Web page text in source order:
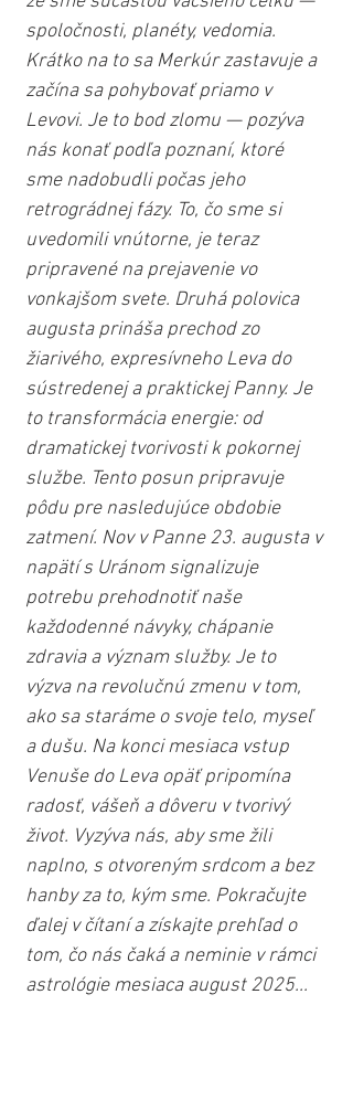
spoločnosti, planéty, vedomia.
Krátko na to sa Merkúr zastavuje a
začína sa pohybovať priamo v
Levovi. Je to bod zlomu — pozýva
nás konať podľa poznaní, ktoré
sme nadobudli počas jeho
retrográdnej fázy. To, čo sme si
uvedomili vnútorne, je teraz
pripravené na prejavenie vo
vonkajšom svete. Druhá polovica
augusta prináša prechod zo
žiarivého, expresívneho Leva do
sústredenej a praktickej Panny. Je
to transformácia energie: od
dramatickej tvorivosti k pokornej
službe. Tento posun pripravuje
pôdu pre nasledujúce obdobie
zatmení. Nov v Panne 23. augusta v
napätí s Uránom signalizuje
potrebu prehodnotiť naše
každodenné návyky, chápanie
zdravia a význam služby. Je to
výzva na revolučnú zmenu v tom,
ako sa staráme o svoje telo, myseľ
a dušu. Na konci mesiaca vstup
Venuše do Leva opäť pripomína
radosť, vášeň a dôveru v tvorivý
život. Vyzýva nás, aby sme žili
naplno, s otvoreným srdcom a bez
hanby za to, kým sme. Pokračujte
ďalej v čítaní a získajte prehľad o
tom, čo nás čaká a neminie v rámci
astrológie mesiaca august 2025...